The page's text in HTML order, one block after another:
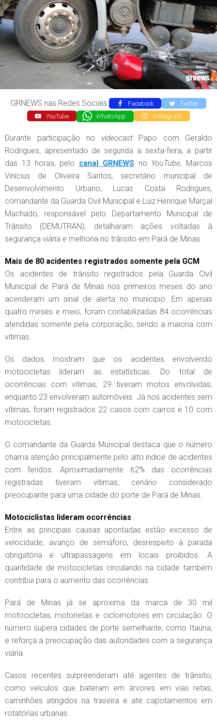
GRNEWS nas Redes Sociais Facebook
Twitter
YouTube
WhatsApp Instagram
Durante participação no videocastPapo com Geraldo
Rodrigues, apresentado de segunda a sexta-feira, a partir
das 13 horas, pelo canal GRNEWSno YouTube, Marcos
Vinícius de Oliveira Santos, secretário municipal de
Desenvolvimento Urbano, Lucas Costa Rodrigues,
comandante da Guarda Civil Municipal e Luiz Henrique Marçal
Machado, responsável pelo Departamento Municipal de
Trânsito (DEMUTRAN), detalharam ações voltadas à
segurança viária e melhoria no trânsito em Pará de Minas.
Mais de 80 acidentes registrados somente pela GCM
Os acidentes de trânsito registrados pela Guarda Civil
Municipal de Pará de Minas nos primeiros meses do ano
acenderam um sinal de alerta no município. Em apenas
quatro meses e meio, foram contabilizadas 84 ocorrências
atendidas somente pela corporação, sendo a maioria com
vítimas.
Os dados mostram que os acidentes envolvendo
motocicletas lideram as estatísticas. Do total de
ocorrências com vítimas, 29 tiveram motos envolvidas,
enquanto 23 envolveram automóveis. Já nos acidentes sem
vítimas, foram registrados 22 casos com carros e 10 com
motocicletas.
O comandante da Guarda Municipal destaca que o número
chama atenção principalmente pelo alto índice de acidentes
com feridos. Aproximadamente 62% das ocorrências
registradas tiveram vítimas, cenário considerado
preocupante para uma cidade do porte de Pará de Minas.
Motociclistas lideram ocorrências
Entre as principais causas apontadas estão excesso de
velocidade, avanço de semáforo, desrespeito à parada
obrigatória e ultrapassagens em locais proibidos. A
quantidade de motocicletas circulando na cidade também
contribui para o aumento das ocorrências.
Pará de Minas já se aproxima da marca de 30 mil
motocicletas, motonetas e ciclomotores em circulação. O
número supera cidades de porte semelhante, como Itaúna,
e reforça a preocupação das autoridades com a segurança
viária.
Casos recentes surpreenderam até agentes de trânsito,
como veículos que bateram em árvores em vias retas,
caminhões atingidos na traseira e até capotamentos em
rotatórias urbanas.